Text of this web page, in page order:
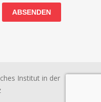
Institut in der